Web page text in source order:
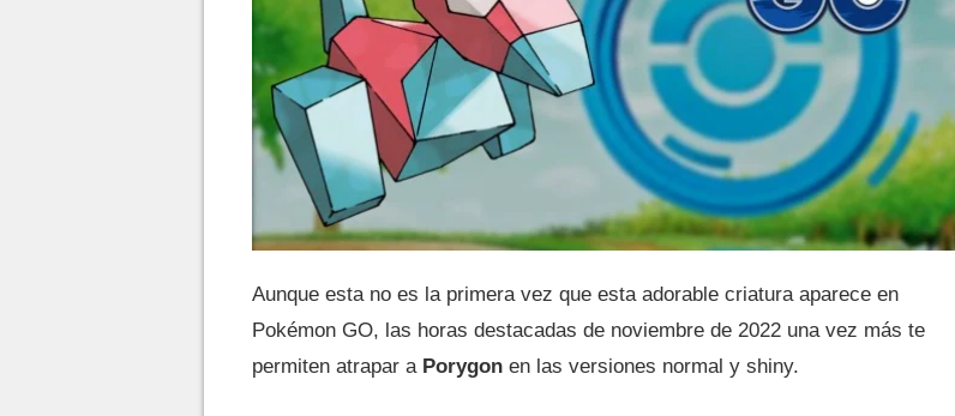
Aunque esta no es la primera vez que esta adorable criatura aparece en
Pokémon GO, las horas destacadas de noviembre de 2022 una vez más te
permiten atrapar a Porygon en las versiones normal y shiny.